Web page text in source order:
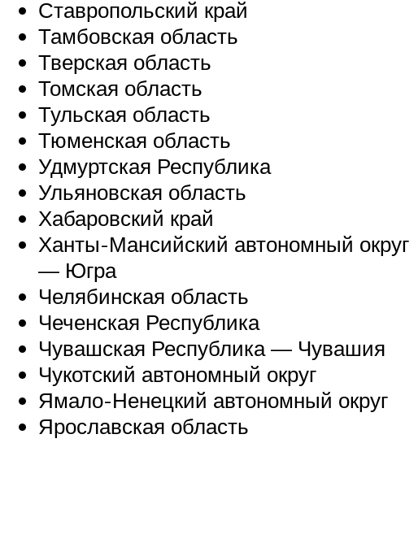
Ставропольский край
Тамбовская область
Тверская область
Томская область
Тульская область
Тюменская область
Удмуртская Республика
Ульяновская область
Хабаровский край
Ханты-Мансийский автономный округ
— Югра
Челябинская область
Чеченская Республика
Чувашская Республика — Чувашия
Чукотский автономный округ
Ямало-Ненецкий автономный округ
Ярославская область